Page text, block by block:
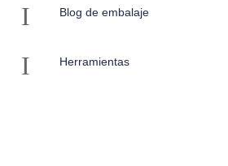
I Blog de embalaje
I Herramientas